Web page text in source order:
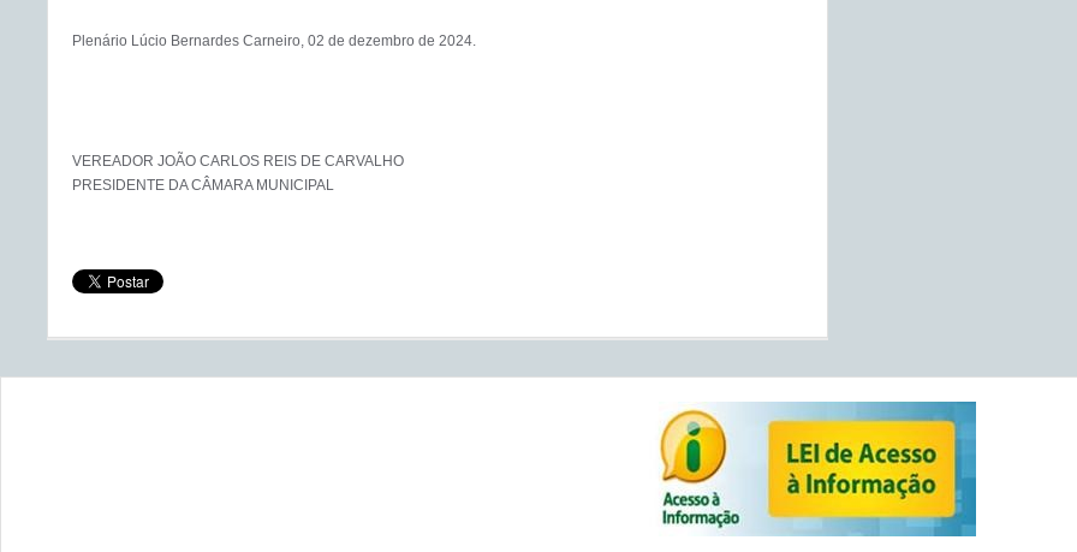
Plenário Lúcio Bernardes Carneiro, 02 de dezembro de 2024.
VEREADOR JOÃO CARLOS REIS DE CARVALHO